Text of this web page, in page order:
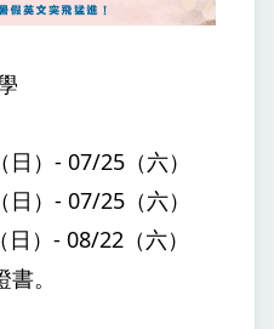
）- 07/25（六）
）- 07/25（六）
）- 08/22（六）
。